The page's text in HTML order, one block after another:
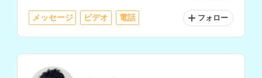
メッセージ ビデオ 電話 フォロー